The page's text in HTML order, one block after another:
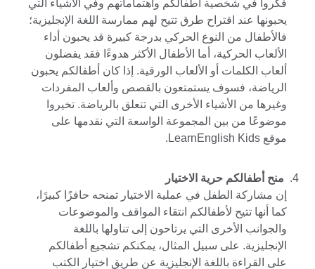
فكّروا في شخصية أطفالكم واهتماماتهم وفي الأشياء التي
يحبونها عند اقتراح طرق تتيح لهم ممارسة اللغة الإنجليزية؛
فالأطفال من النوع الحركي بدرجة كبيرة قد يحبون أداء
الألعاب الحركية، أما الأطفال الأكثر هدوءًا فقد يفضلون
ألعاب الكلمات أو الألعاب الورقية. إذا كان أطفالكم يحبون
الرياضة، فسوف يستمتعون بالقصص وألعاب المفردات
وغيرها من الأشياء الأخرى التي تتعلق بالرياضة. تخيروا
موضوعًا من بين المجموعة الواسعة التي نقدمها على
موقع LearnEnglish Kids.
منح أطفالكم حرية الاختيار
إن مشاركة الطفل في عملية الاختيار تمنحه حافزًا كبيرًا،
كما أنها تتيح لأطفالكم انتقاء المواقف والموضوعات
والجوانب الأخرى التي يرتاحون إلى تناولها باللغة
الإنجليزية. على سبيل المثال، يمكنكم تشجيع أطفالكم
على القراءة باللغة الإنجليزية عن طريق اختيار الكتب